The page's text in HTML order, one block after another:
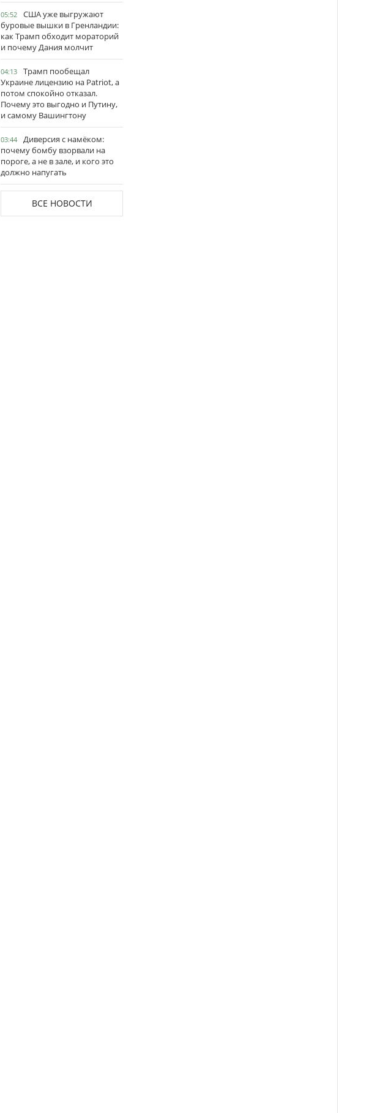
05:52
США уже выгружают
буровые вышки в Гренландии:
как Трамп обходит мораторий
и почему Дания молчит
04:13
Трамп пообещал
Украине лицензию на Patriot, а
потом спокойно отказал.
Почему это выгодно и Путину,
и самому Вашингтону
03:44
Диверсия с намёком:
почему бомбу взорвали на
пороге, а не в зале, и кого это
должно напугать
ВСЕ НОВОСТИ